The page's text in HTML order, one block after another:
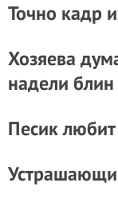
Точно кадр
Хозяева
надели
Песик